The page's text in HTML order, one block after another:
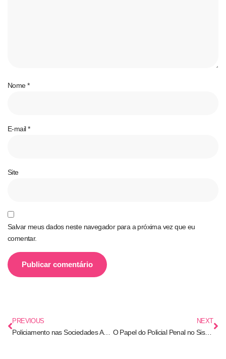
Nome*
E-mail*
Site
Salvar meus dados neste navegador para a próxima vez que eu
comentar.
PREVIOUS
Policiamento nas Sociedades Antigas: Origens Históricas do Controle Social e da Ordem Pública
NEXT
O Papel do Policial Penal no Sistema de Justiça Brasileiro